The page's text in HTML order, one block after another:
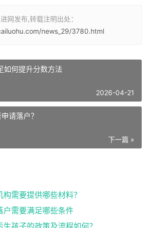
网发布,转载注明出处：
news_29/3780.html
如何提升分数方法
2026-04-21
请落户？
下一篇 »
需要提供哪些材料？
户需要满足哪些条件
生孩子的政策及流程如何？